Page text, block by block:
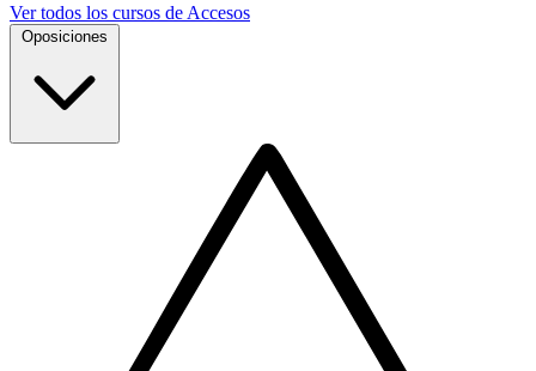
Ver todos los cursos de Accesos
Oposiciones